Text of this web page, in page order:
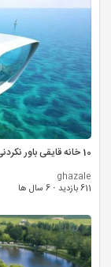
10 خانه قایقی باور نکردنی و خانه های شناور | زندگی در آب سال 2020
ghazale
611 بازدید
· 6 سال ها